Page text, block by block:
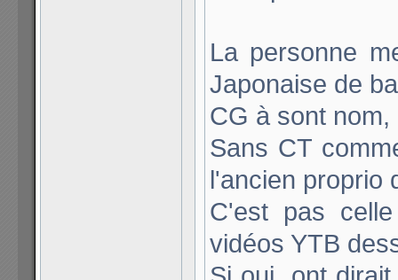
La personne
Japonaise de
CG à sont
Sans CT
l'ancien proprio
C'est pas
vidéos YTB